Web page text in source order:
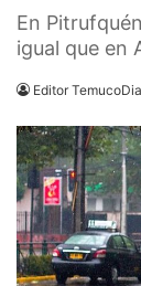
En
igual que en
Editor